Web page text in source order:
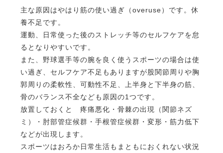
主な原因はやはり筋の使い過ぎ（overuse）です。休
養不足です。
運動、日常使った後のストレッチ等のセルフケアを怠
るとなりやすいです。
また、野球選手等の腕を良く使うスポーツの場合は使
い過ぎ、セルフケア不足もありますが股関節周りや胸
郭周りの柔軟性、可動性不足、上半身と下半身の筋、
骨のバランス不全なども原因の1つです。
放置しておくと 疼痛悪化・骨棘の出現（関節ネズ
ミ）・肘部管症候群・手根管症候群・変形・筋力低下
などが出現します。
スポーツはおろか日常生活もまともにおくれない状況